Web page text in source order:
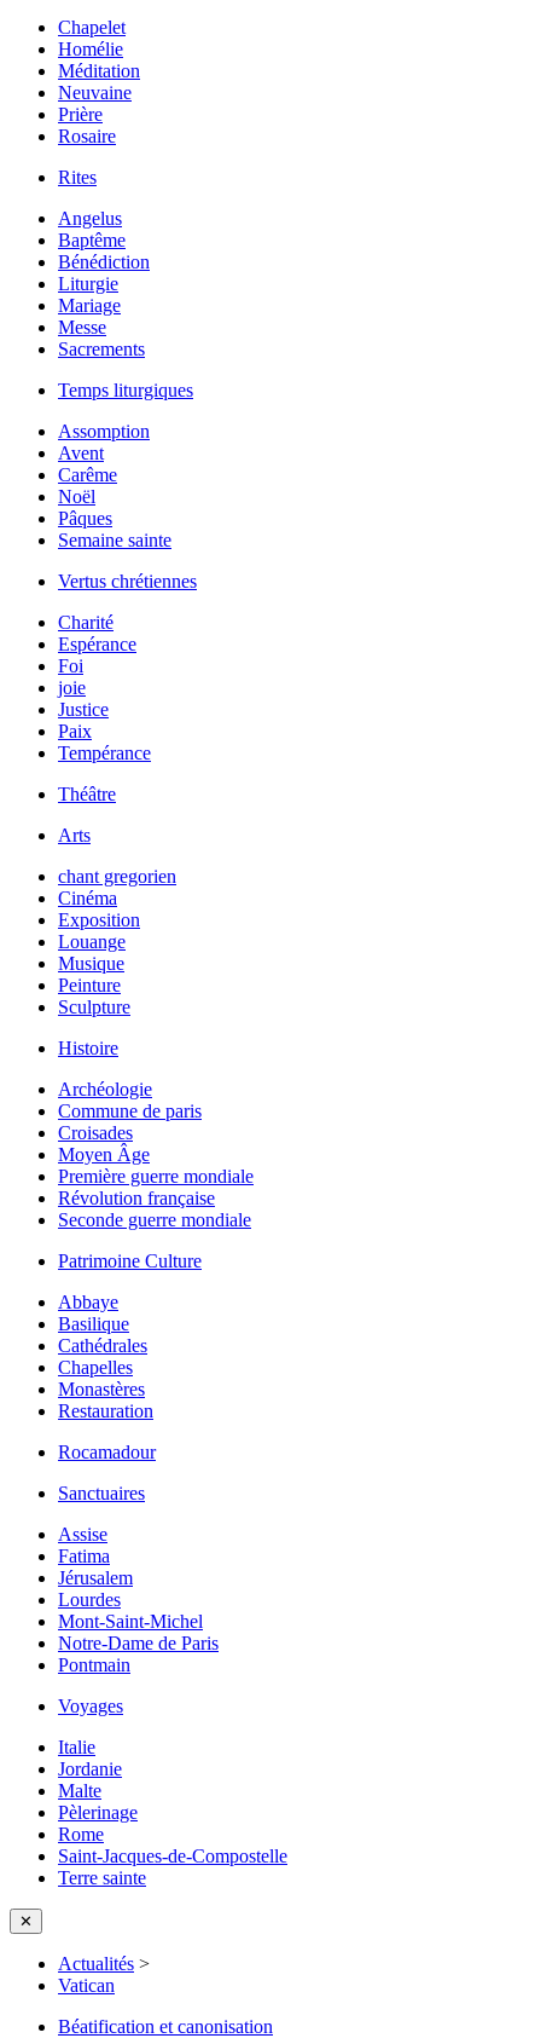
Chapelet
Homélie
Méditation
Neuvaine
Prière
Rosaire
Rites
Angelus
Baptême
Bénédiction
Liturgie
Mariage
Messe
Sacrements
Temps liturgiques
Assomption
Avent
Carême
Noël
Pâques
Semaine sainte
Vertus chrétiennes
Charité
Espérance
Foi
joie
Justice
Paix
Tempérance
Théâtre
Arts
chant gregorien
Cinéma
Exposition
Louange
Musique
Peinture
Sculpture
Histoire
Archéologie
Commune de paris
Croisades
Moyen Âge
Première guerre mondiale
Révolution française
Seconde guerre mondiale
Patrimoine Culture
Abbaye
Basilique
Cathédrales
Chapelles
Monastères
Restauration
Rocamadour
Sanctuaires
Assise
Fatima
Jérusalem
Lourdes
Mont-Saint-Michel
Notre-Dame de Paris
Pontmain
Voyages
Italie
Jordanie
Malte
Pèlerinage
Rome
Saint-Jacques-de-Compostelle
Terre sainte
✕
Actualités >
Vatican
Béatification et canonisation